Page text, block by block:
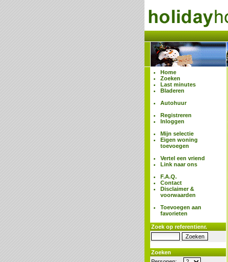
Home
Zoeken
Last minutes
Bladeren
Autohuur
Registreren
Inloggen
Mijn selectie
Eigen woning
toevoegen
Vertel een vriend
Link naar ons
F.A.Q.
Contact
Disclaimer &
voorwaarden
Toevoegen aan
favorieten
Zoek op referentienr.
Zoeken